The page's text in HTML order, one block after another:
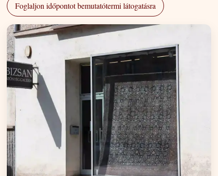
Foglaljon időpontot bemutatótermi látogatásra